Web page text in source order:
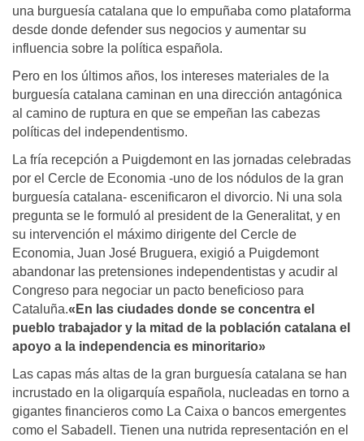
una burguesía catalana que lo empuñaba como plataforma
desde donde defender sus negocios y aumentar su
influencia sobre la política española.
Pero en los últimos años, los intereses materiales de la
burguesía catalana caminan en una dirección antagónica
al camino de ruptura en que se empeñan las cabezas
políticas del independentismo.
La fría recepción a Puigdemont en las jornadas celebradas
por el Cercle de Economia -uno de los nódulos de la gran
burguesía catalana- escenificaron el divorcio. Ni una sola
pregunta se le formuló al president de la Generalitat, y en
su intervención el máximo dirigente del Cercle de
Economia, Juan José Bruguera, exigió a Puigdemont
abandonar las pretensiones independentistas y acudir al
Congreso para negociar un pacto beneficioso para
Cataluña.«En las ciudades donde se concentra el
pueblo trabajador y la mitad de la población catalana el
apoyo a la independencia es minoritario»
Las capas más altas de la gran burguesía catalana se han
incrustado en la oligarquía española, nucleadas en torno a
gigantes financieros como La Caixa o bancos emergentes
como el Sabadell. Tienen una nutrida representación en el